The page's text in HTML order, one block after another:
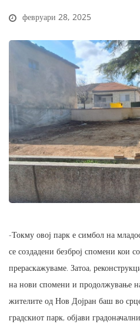
февруари 28, 2025
-Токму овој парк е симбол на
се создадени безброј спомени кои
прераскажуваме. Затоа,
на нови спомени и продолжување
жителите од Нов Дојран баш во
градскиот парк, објави